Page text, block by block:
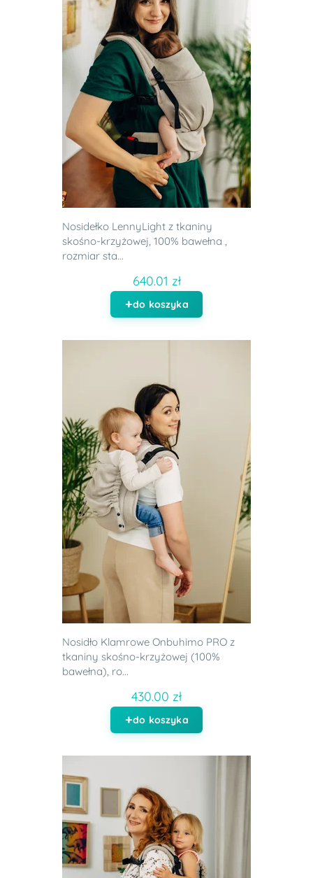
Nosidełko LennyLight z tkaniny
skośno-krzyżowej, 100% bawełna ,
rozmiar sta...
640.01 zł
do koszyka
Nosidło Klamrowe Onbuhimo PRO z
tkaniny skośno-krzyżowej (100%
bawełna), ro...
430.00 zł
do koszyka